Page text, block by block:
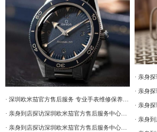
· 深圳欧米茄官方售后服务 专业手表维修保养权威公示（2026年7月最新）
· 亲身到店探访深圳欧米茄官方售后服务中心｜详细官方热线及维修地址（2026年7月最新）
· 亲身到店探访深圳欧米茄官方售后服务中心｜详细地址与售后服务电话（2026年7月最新）